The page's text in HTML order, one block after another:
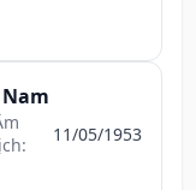
11/05/1953